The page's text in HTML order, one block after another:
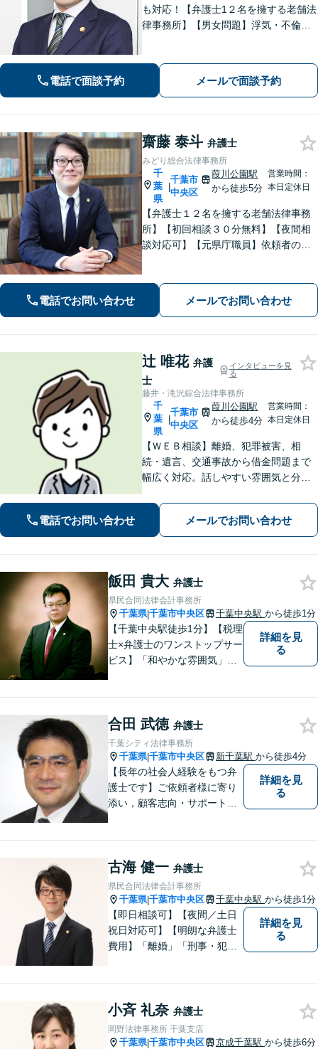
も対応！【弁護士1２名を擁する老舗法
律事務所】【男女問題】浮気・不倫の
【債権回収】売掛金の回収はお任せ
【葭川公園駅5分／千葉中央駅10分】
電話で面談予約 メールで面談予約
齋藤 泰斗 弁護士
みどり総合法律事務所
千
葉
県
|
千葉市
中央区
葭川公園駅
から徒歩5分
営業時間：
本日定休日
【弁護士１２名を擁する老舗法律事務
所】【初回相談３０分無料】【夜間相
談対応可】【元県庁職員】依頼者の方
法律事務所です。
電話でお問い合わせ メールでお問い合わせ
辻 唯花 弁護
士
インタビューを見
る
藤井・滝沢綜合法律事務所
千
葉
県
|
千葉市
中央区
葭川公園駅
から徒歩4分
営業時間：
本日定休日
【ＷＥＢ相談】離婚、犯罪被害、相
続・遺言、交通事故から借金問題まで
幅広く対応。話しやすい雰囲気と分か
者支援案件の豊富な経験で培った知見
でお話を十分にお聞きし、心に寄り添
い伴走します。まずは一度ご相談くだ
さい。
電話でお問い合わせ メールでお問い合わせ
飯田 貴大 弁護士
県民合同法律会計事務所
千葉県|千葉市中央区 千葉中央駅 から徒歩1分
【千葉中央駅徒歩1分】【税理
士×弁護士のワンストップサー
ビス】「和やかな雰囲気」と
ありましたら、お気軽にご相
談ください。【完全個室対
応】
詳細を見
る
合田 武徳 弁護士
千葉シティ法律事務所
千葉県|千葉市中央区 新千葉駅 から徒歩4分
【長年の社会人経験をもつ弁
護士です】ご依頼者様に寄り
添い，顧客志向・サポート精
応】ご相談者様の精神的負担
を軽減することも重視してい
る弁護士です。【千葉駅徒歩
７分】
詳細を見
る
古海 健一 弁護士
県民合同法律会計事務所
千葉県|千葉市中央区 千葉中央駅 から徒歩1分
【即日相談可】【夜間／土日
祝日対応可】【明朗な弁護士
費用】「離婚」「刑事・犯罪
う弁護士です。弁護士と税理
士が様々な専門家と連携して
ワンストップで問題解決しま
詳細を見
る
小斉 礼奈 弁護士
岡野法律事務所 千葉支店
千葉県|千葉市中央区 京成千葉駅 から徒歩6分